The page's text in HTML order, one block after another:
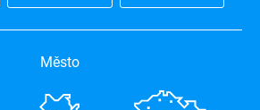
Město